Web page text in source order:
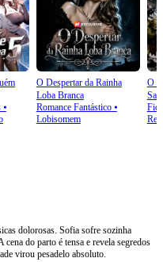
⦁
O Despertar da Rainha
Loba Branca
Romance Fantástico⦁
Lobisomem
O
dolorosas. Sofia sofre sozinha
do parto é tensa e revela segredos
virou pesadelo absoluto.